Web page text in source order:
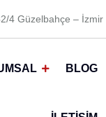
4 Güzelbahçe – İzmir
BLOG